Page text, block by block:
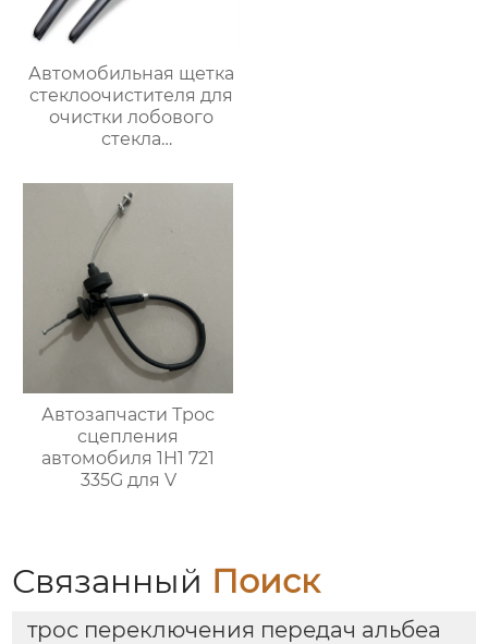
Автомобильная щетка
стеклоочистителя для
очистки лобового
стекла
многофункциональные
автомобильные щетки
стеклоочистителей
Автозапчасти Трос
сцепления
автомобиля 1H1 721
335G для V
Связанный Поиск
трос переключения передач альбеа